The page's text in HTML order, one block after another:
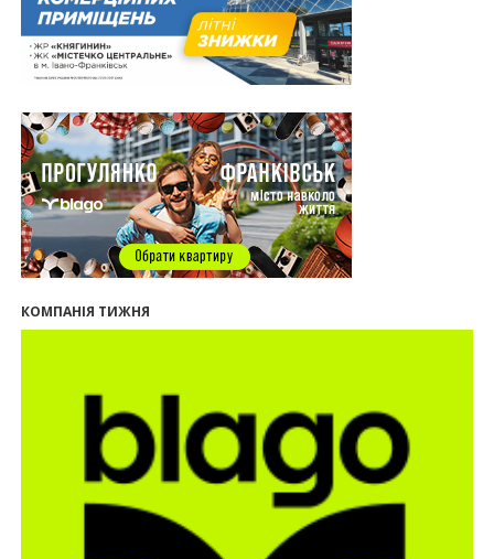
30.07.2026
15:01
Ринок житла зміщується на захід: Франківськ —
серед лідерів за зростанням цін на новобудови
Панчишин про спадщину, забудову та
майбутнє міста
29.07.2026
13:31
Спадщина не на часі. Чи продовжує Франківськ
втрачати пам’ятки?
12:26
В Івано-Франківську розпочали будівництво
нового житлового масиву «Надрічний»
фахівців ринку нерухомості та девелоперів
для Івано-Франківська
Поліція затримала банду, яка привласнили
квартири у Києві та Франківську на понад 2,6
млн гривень
22.07.2026
Літо вигідних інвестицій: комерційні
приміщення зі знижками
КОМПАНІЯ ТИЖНЯ